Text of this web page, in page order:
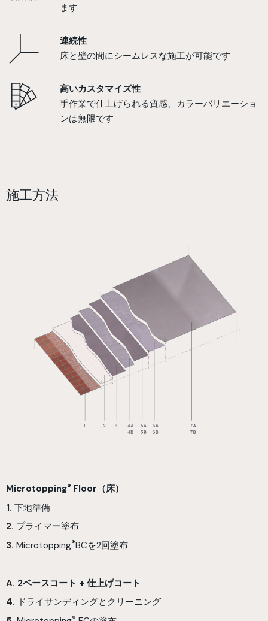
ます
連続性
床と壁の間にシームレスな施工が可能です
高いカスタマイズ性
手作業で仕上げられる質感、カラーバリエーショ
ンは無限です
施工方法
Microtopping® Floor（床）
1. 下地準備
2. プライマー塗布
3. Microtopping®BCを2回塗布
A. 2ベースコート + 仕上げコート
4. ドライサンディングとクリーニング
®